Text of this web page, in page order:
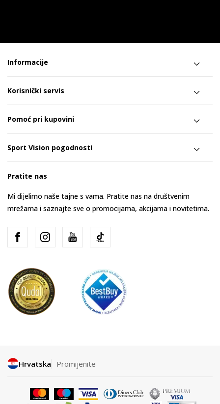
Informacije
Korisnički servis
Pomoć pri kupovini
Sport Vision pogodnosti
Pratite nas
Mi dijelimo naše tajne s vama. Pratite nas na društvenim
mrežama i saznajte sve o promocijama, akcijama i novitetima.
Hrvatska Promijenite